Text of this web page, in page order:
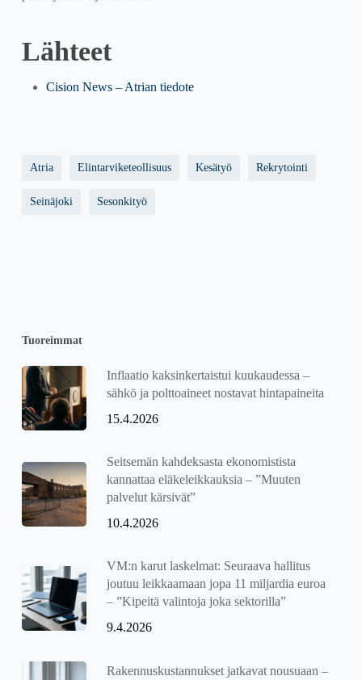
Lähteet
Cision News – Atrian tiedote
Atria Elintarviketeollisuus Kesätyö Rekrytointi
Seinäjoki Sesonkityö
Tuoreimmat
Inflaatio kaksinkertaistui kuukaudessa –
sähkö ja polttoaineet nostavat hintapaineita
15.4.2026
Seitsemän kahdeksasta ekonomistista
kannattaa eläkeleikkauksia – ”Muuten
palvelut kärsivät”
10.4.2026
VM:n karut laskelmat: Seuraava hallitus
joutuu leikkaamaan jopa 11 miljardia euroa
– ”Kipeitä valintoja joka sektorilla”
9.4.2026
Rakennuskustannukset jatkavat nousuaan –